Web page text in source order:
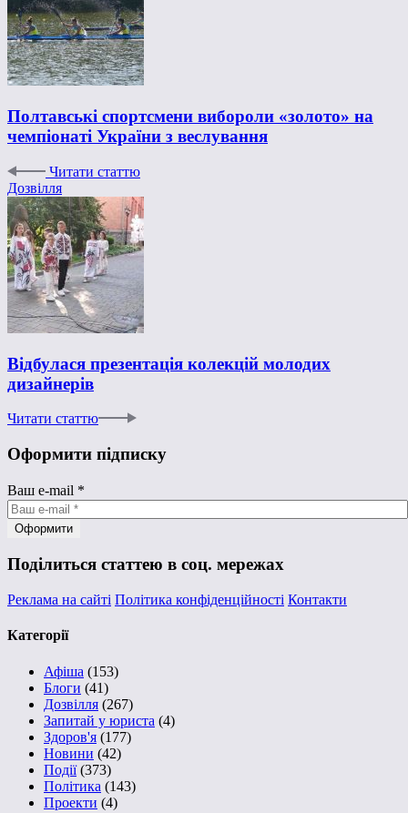
Полтавські спортсмени вибороли «золото» на
чемпіонаті України з веслування
Читати статтю
Дозвілля
Відбулася презентація колекцій молодих
дизайнерів
Читати статтю
Оформити підписку
Ваш e-mail *
Поділиться статтею в соц. мережах
Реклама на сайті Політика конфіденційності Контакти
Категорії
Афіша (153)
Блоги (41)
Дозвілля (267)
Запитай у юриста (4)
Здоров'я (177)
Новини (42)
Події(373)
Політика (143)
Проекти (4)